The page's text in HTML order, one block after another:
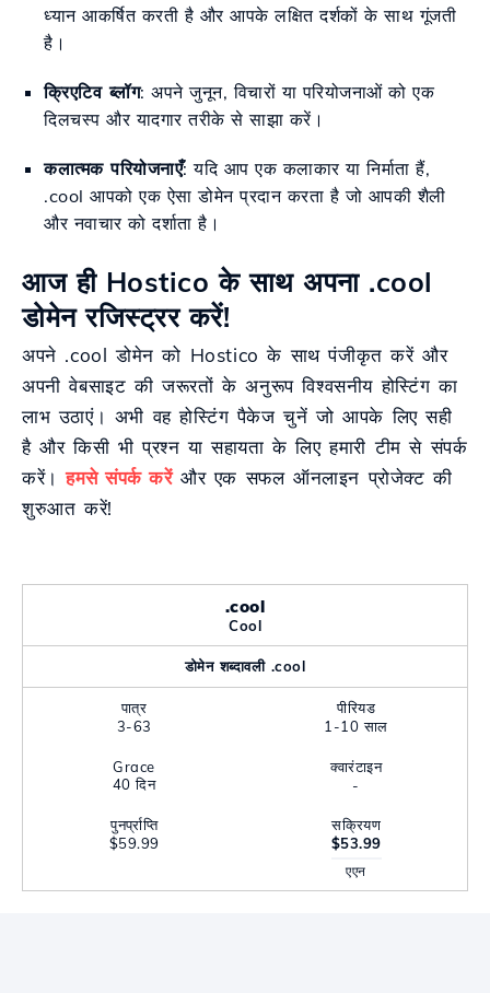
ध्यान आकर्षित करती है और आपके लक्षित दर्शकों के साथ गूंजती
है।
क्रिएटिव ब्लॉग: अपने जुनून, विचारों या परियोजनाओं को एक
दिलचस्प और यादगार तरीके से साझा करें।
कलात्मक परियोजनाएँ: यदि आप एक कलाकार या निर्माता हैं,
.cool आपको एक ऐसा डोमेन प्रदान करता है जो आपकी शैली
और नवाचार को दर्शाता है।
आज ही Hostico के साथ अपना .cool
डोमेन रजिस्ट्रर करें!
अपने .cool डोमेन को Hostico के साथ पंजीकृत करें और
अपनी वेबसाइट की जरूरतों के अनुरूप विश्वसनीय होस्टिंग का
लाभ उठाएं। अभी वह होस्टिंग पैकेज चुनें जो आपके लिए सही
है और किसी भी प्रश्न या सहायता के लिए हमारी टीम से संपर्क
करें।हमसे संपर्क करेंऔर एक सफल ऑनलाइन प्रोजेक्ट की
शुरुआत करें!
.cool
Cool
डोमेन शब्दावली .cool
पात्र
3-63
पीरियड
1-10 साल
Grace
40 दिन
क्वारंटाइन
-
पुनर्प्राप्ति
$59.99
सक्रियण
$53.99
एएन